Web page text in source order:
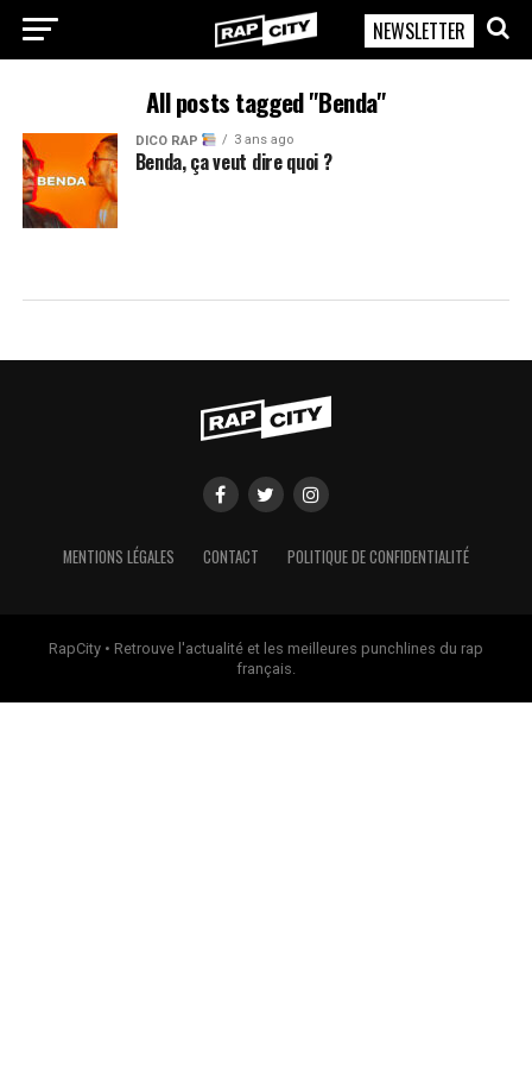
RapCity
NEWSLETTER
All posts tagged "Benda"
DICO RAP 3 ans ago
Benda, ça veut dire quoi ?
MENTIONS LÉGALES CONTACT POLITIQUE DE CONFIDENTIALITÉ
RapCity • Retrouve l'actualité et les meilleures punchlines du rap
français.